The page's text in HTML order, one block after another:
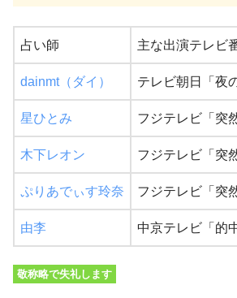
占い師 主な出演テレビ
dainmt（ダイ） テレビ朝日「夜
星ひとみ フジテレビ「突
木下レオン フジテレビ「突
ぷりあでぃす玲奈 フジテレビ「突
由李 中京テレビ「的
敬称略で失礼します